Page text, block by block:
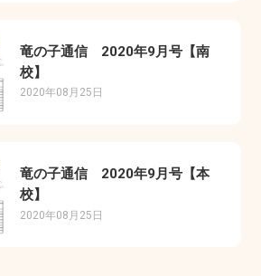
竜の子通信 2020年9月号【南
校】
2020年08月25日
竜の子通信 2020年9月号【本
校】
2020年08月25日